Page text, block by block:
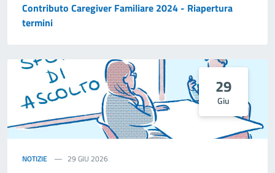
Contributo Caregiver Familiare 2024 - Riapertura
termini
29
Giu
NOTIZIE 29 GIU 2026